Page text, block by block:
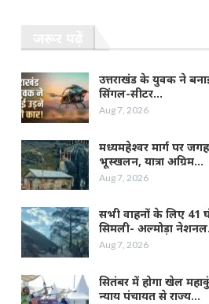
उत्तराखंड के युवक ने
सिंगल-सीटर…
Aug 7, 2026
मध्यमहेश्वर मार्ग पर
भूस्खलन, यात्रा अग्रिम…
Aug 7, 2026
सभी वाहनों के लिए 41
सिमली- अल्मोड़ा
Aug 7, 2026
सितंबर में होगा खेल
न्याय पंचायत से राज्य…